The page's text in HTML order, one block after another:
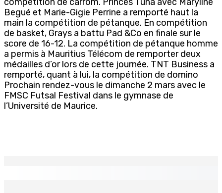
Begué et Marie-Gigie Perrine a remporté haut la
main la compétition de pétanque. En compétition
de basket, Grays a battu Pad &Co en finale sur le
score de 16-12. La compétition de pétanque homme
a permis à Mauritius Télécom de remporter deux
médailles d’or lors de cette journée. TNT Business a
remporté, quant à lui, la compétition de domino
Prochain rendez-vous le dimanche 2 mars avec le
FMSC Futsal Festival dans le gymnase de
l’Université de Maurice.